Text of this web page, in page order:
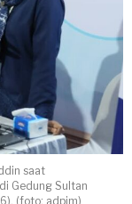
saat
Gedung Sultan
(foto: adpim)